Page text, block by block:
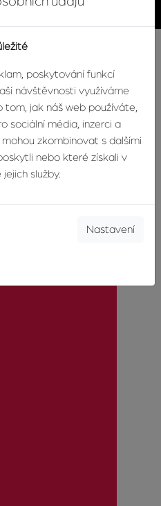
průběžně informovat
poskytování funkcí
návštěvnosti využíváme
jak náš web používáte,
sociální média, inzerci a
zkombinovat s dalšími
nebo které získali v
služby.
Nastavení